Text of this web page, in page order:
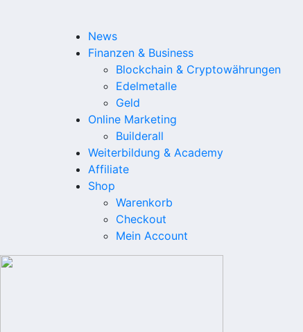
News
Finanzen & Business
Blockchain & Cryptowährungen
Edelmetalle
Geld
Online Marketing
Builderall
Weiterbildung & Academy
Affiliate
Shop
Warenkorb
Checkout
Mein Account